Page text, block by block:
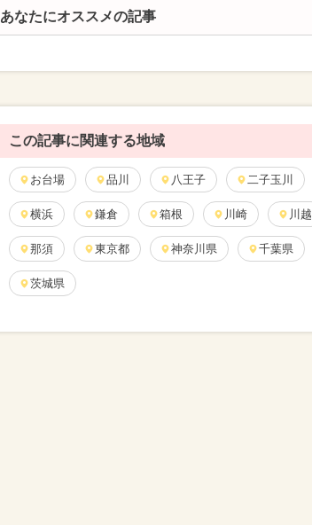
あなたにオススメの記事
この記事に関連する地域
お台場 品川 八王子 二子玉川
横浜 鎌倉 箱根 川崎 川越
那須 東京都 神奈川県 千葉県
茨城県